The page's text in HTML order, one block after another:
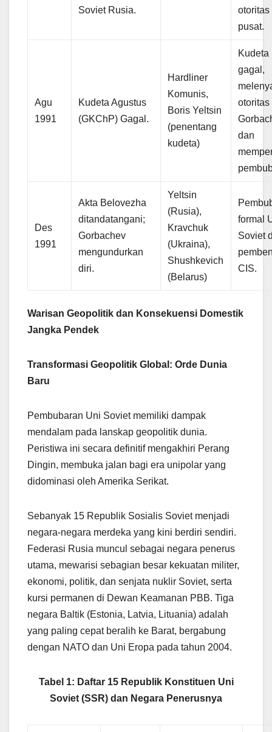
Soviet Rusia.
otoritas
pusat.
Agu
1991
Kudeta Agustus
(GKChP) Gagal.
Hardliner
Komunis,
Boris Yeltsin
(penentang
kudeta)
Kudeta
gagal,
otoritas
dan
Des
1991
Akta Belovezha
ditandatangani;
Gorbachev
mengundurkan
diri.
Yeltsin
(Rusia),
Kravchuk
(Ukraina),
Shushkevich
(Belarus)
formal
Soviet
CIS.
Warisan Geopolitik dan Konsekuensi Domestik
Jangka Pendek
Transformasi Geopolitik Global: Orde Dunia
Baru
Pembubaran Uni Soviet memiliki dampak
mendalam pada lanskap geopolitik dunia.
Peristiwa ini secara definitif mengakhiri Perang
Dingin, membuka jalan bagi era unipolar yang
didominasi oleh Amerika Serikat.
Sebanyak 15 Republik Sosialis Soviet menjadi
negara-negara merdeka yang kini berdiri sendiri.
Federasi Rusia muncul sebagai negara penerus
utama, mewarisi sebagian besar kekuatan militer,
ekonomi, politik, dan senjata nuklir Soviet, serta
kursi permanen di Dewan Keamanan PBB. Tiga
negara Baltik (Estonia, Latvia, Lituania) adalah
yang paling cepat beralih ke Barat, bergabung
dengan NATO dan Uni Eropa pada tahun 2004.
Tabel 1: Daftar 15 Republik Konstituen Uni
Soviet (SSR) dan Negara Penerusnya